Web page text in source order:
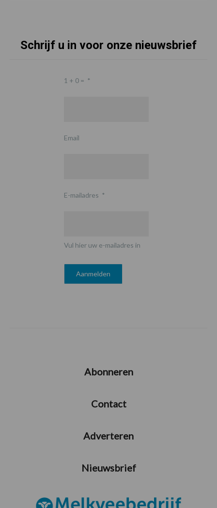
Schrijf u in voor onze nieuwsbrief
1 + 0 = *
Email
E-mailadres *
Vul hier uw e-mailadres in
Abonneren
Contact
Adverteren
Nieuwsbrief